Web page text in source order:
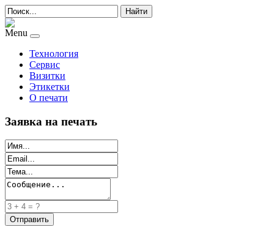
Найти
Menu
Технология
Сервис
Визитки
Этикетки
О печати
Заявка на печать